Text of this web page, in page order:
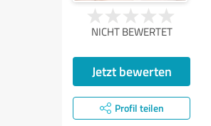
NICHT BEWERTET
Jetzt bewerten
Profil teilen